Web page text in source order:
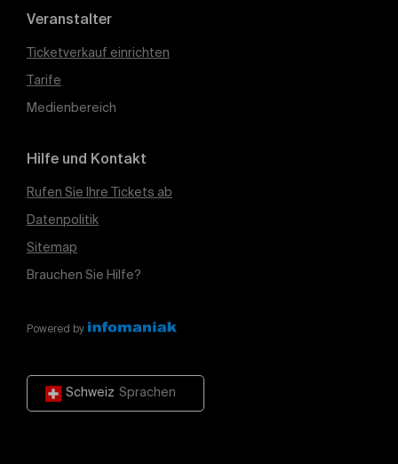
Veranstalter
Ticketverkauf einrichten
Tarife
Medienbereich
Hilfe und Kontakt
Rufen Sie Ihre Tickets ab
Datenpolitik
Sitemap
Brauchen Sie Hilfe?
Powered by
Schweiz Sprachen